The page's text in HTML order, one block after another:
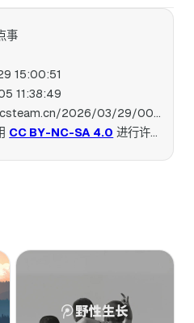
事
15:00:51
11:38:49
2026/03/29/006_Spring_Festival_Notes/
CC BY-NC-SA 4.0 进行许可。